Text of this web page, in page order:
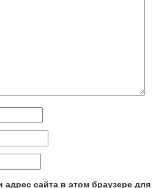
сайта в этом браузере